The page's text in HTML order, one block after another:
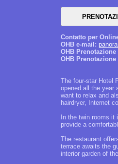
Contatto per
OHB e-mail:
OHB Prenotazione
OHB Prenotazione
The four-star Hotel
opened all the year
want to relax and
hairdryer, Internet
In the twin rooms
provide a
The restaurant
terrace awaits the
interior garden of